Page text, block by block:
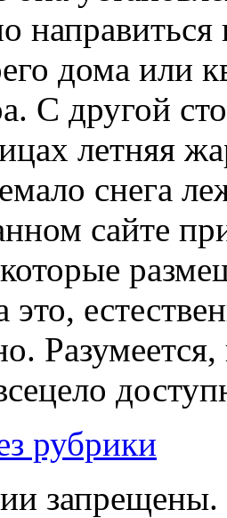
дома или
С другой
летняя
снега
сайте
это,
рубрики
запрещены.